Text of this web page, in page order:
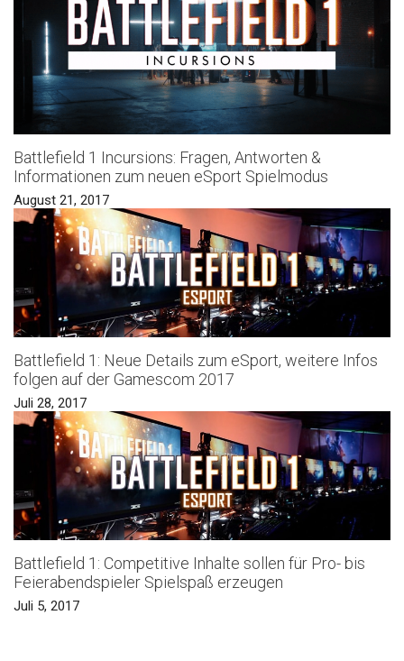
Battlefield 1 Incursions: Fragen, Antworten &
Informationen zum neuen eSport Spielmodus
August 21, 2017
Battlefield 1: Neue Details zum eSport, weitere Infos
folgen auf der Gamescom 2017
Juli 28, 2017
Battlefield 1: Competitive Inhalte sollen für Pro- bis
Feierabendspieler Spielspaß erzeugen
Juli 5, 2017